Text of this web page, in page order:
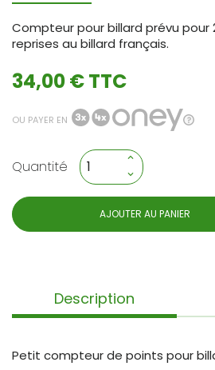
Compteur pour billard prévu pour
reprises au billard français.
34,00 € TTC
OU PAYER EN
Quantité
AJOUTER AU PANIER
Description
Petit compteur de points pour